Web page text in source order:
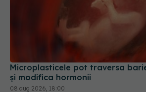
Microplasticele pot traversa